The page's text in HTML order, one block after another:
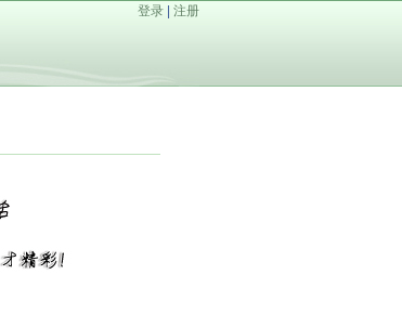
登录 注册